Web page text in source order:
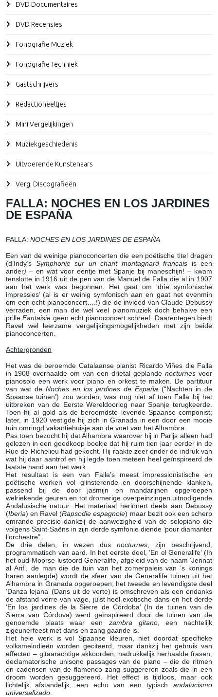
DVD Documentaires
DVD Recensies
Fonografie Muziek
Fonografie Techniek
Gastschrijvers
Redactioneeltjes
Mini Vergelijkingen
Muziekgeschiedenis
Uitvoerende Kunstenaars
Verg. Discografieën
FALLA: NOCHES EN LOS JARDINES
DE ESPAÑA
FALLA: NOCHES EN LOS JARDINES DE ESPAÑA
Een van de weinige pianoconcerten die een poëtische titel dragen
(d’Indy’s Symphonie sur un chant montagnard français is een
ander) – en wat voor eentje met Spanje bij maneschijn! – kwam
tenslotte in 1916 uit de pen van de Manuel de Falla die al in 1907
aan het werk was begonnen. Het gaat om ‘drie symfonische
impressies’ (al is er weinig symfonisch aan en gaat het evenmin
om een echt pianoconcert….!) die de invloed van Claude Debussy
verraden, een man die wel veel pianomuziek doch behalve een
prilleFantaisie geen echt pianoconcert schreef. Daarentegen biedt
Ravel wel leerzame vergelijkingsmogelijkheden met zijn beide
pianoconcerten.
Achtergronden
Het was de beroemde Catalaanse pianist Ricardo Viñes die Falla
in 1908 overhaalde om van een drietal geplande nocturnes voor
pianosolo een werk voor piano en orkest te maken. De partituur
van wat de Noches en los jardines de España (“Nachten in de
Spaanse tuinen’) zou worden, was nog niet af toen Falla bij het
uitbreken van de Eerste Wereldoorlog naar Spanje terugkeerde.
Toen hij al gold als de beroemdste levende Spaanse componist;
later, in 1920 vestigde hij zich in Granada in een door een mooie
tuin omringd vakantiehuisje aan de voet van het Alhambra.
Pas toen bezocht hij dat Alhambra waarover hij in Parijs alleen had
gelezen in een goedkoop boekje dat hij ruim tien jaar eerder in de
Rue de Richelieu had gekocht. Hij raakte zeer onder de indruk van
wat hij daar aantrof en hij legde toen meteen heel geïnspireerd de
laatste hand aan het werk.
Het resultaat is een van Falla’s meest impressionistische en
poëtische werken vol glinsterende en doorschijnende klanken,
passend bij de door jasmijn en mandarijnen opgeroepen
welriekende geuren en tot dromerige overpeinzingen uitnodigende
Andalusische natuur. Het materiaal herinnert deels aan Debussy
(Iberia) en Ravel (Rapsodie espagnole) maar bezit ook een scherp
omrande precisie dankzij de aanwezigheid van de solopiano die
volgens Saint-Saëns in zijn derde symfonie diende ‘pour diamanter
l’orchestre”.
De drie delen, in wezen dus nocturnes , zijn beschrijvend,
programmatisch van aard. In het eerste deel, ‘En el Generalife’ (In
het oud-Moorse lustoord Generalife, afgeleid van de naam ‘Jennat
al Arif’, de man die de tuin van het zomerpaleis van ’s konings
haren aanlegde) wordt de sfeer van de Generalife tuinen uit het
Alhambra in Granada opgeroepen; het tweede en levendigste deel
‘Danza lejana’ (Dans uit de verte) is omschreven als een ondanks
de afstand verre van vage, juist heel exotische dans en het derde
‘En los jardines de la Sierre de Córdoba’ (In de tuinen van de
Sierra van Córdova) werd geïnspireerd door de tuinen van de
genoemde plaats waar een zambra gitano, een nachtelijk
zigeunerfeest met dans en zang gaande is.
Het hele werk is vol Spaanse kleuren, niet doordat specifieke
volksmelodieën worden geciteerd, maar dankzij het gebruik van
effecten – gitaarachtige akkoorden, nadrukkelijk herhaalde frasen,
declamatorische unisono passages van de piano – die de ritmen
en cadensen van de flamenco zang suggereren zoals die in een
droom worden gesuggereerd. Het effect is tijdloos, maar ook
lichtelijk afstandelijk, een echo van een typisch andalucismo
universalizado